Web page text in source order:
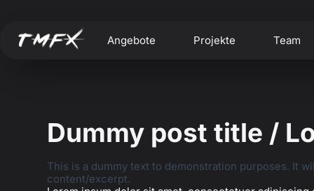
Angebote Projekte Team
Dummy post title /
This is a dummy text to demonstration purposes. It
content/excerpt.